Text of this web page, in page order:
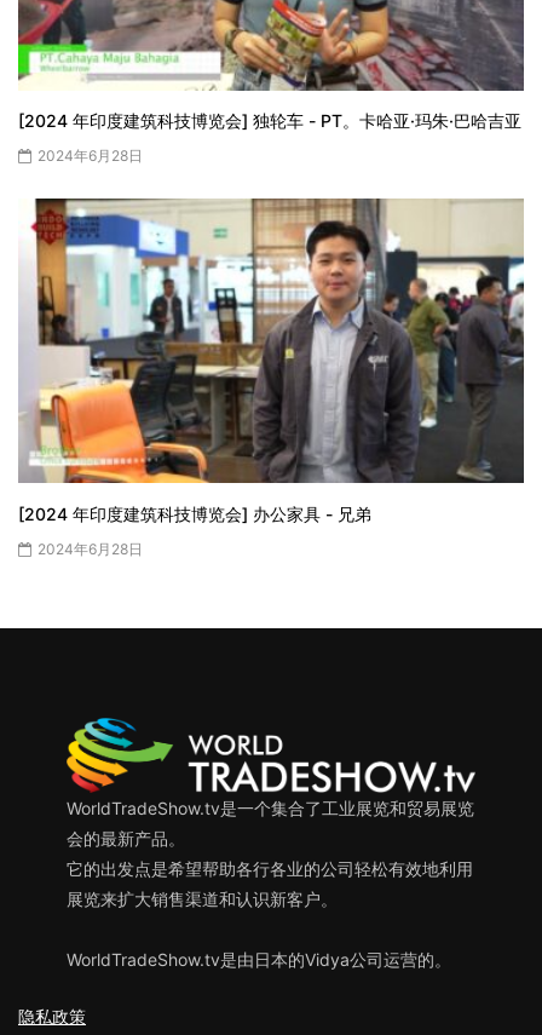
[2024 年印度建筑科技博览会] 独轮车 - PT。卡哈亚·玛朱·巴哈吉亚
2024年6月28日
[2024 年印度建筑科技博览会] 办公家具 - 兄弟
2024年6月28日
WorldTradeShow.tv是一个集合了工业展览和贸易展览
会的最新产品。
它的出发点是希望帮助各行各业的公司轻松有效地利用
展览来扩大销售渠道和认识新客户。
WorldTradeShow.tv是由日本的Vidya公司运营的。
隐私政策